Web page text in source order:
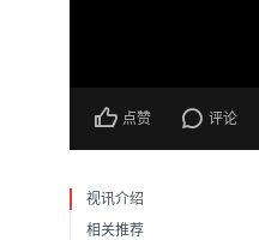
点赞 评论
视讯介绍
相关推荐